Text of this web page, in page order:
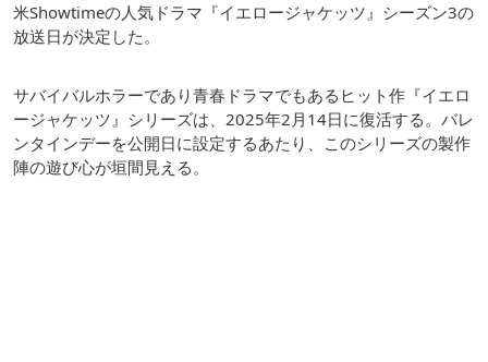
米Showtimeの人気ドラマ『イエロージャケッツ』シーズン3の
放送日が決定した。
サバイバルホラーであり青春ドラマでもあるヒット作『イエロ
ージャケッツ』シリーズは、2025年2月14日に復活する。バレ
ンタインデーを公開日に設定するあたり、このシリーズの製作
陣の遊び心が垣間見える。